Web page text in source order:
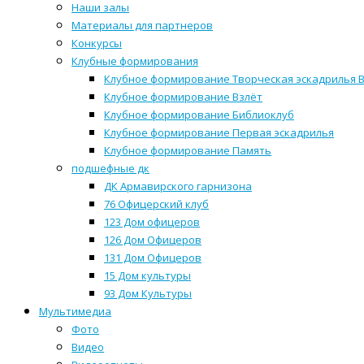
Наши залы
Материалы для партнеров
Конкурсы
Клубные формирования
Клубное формирование Творческая эскадрилья
Клубное формирование Взлёт
Клубное формирование Библиоклуб
Клубное формирование Первая эскадрилья
Клубное формирование Память
подшефные дк
ДК Армавирского гарнизона
76 Офицерский клуб
123 Дом офицеров
126 Дом Офицеров
131 Дом Офицеров
15 Дом культуры
93 Дом Культуры
Мультимедиа
Фото
Видео